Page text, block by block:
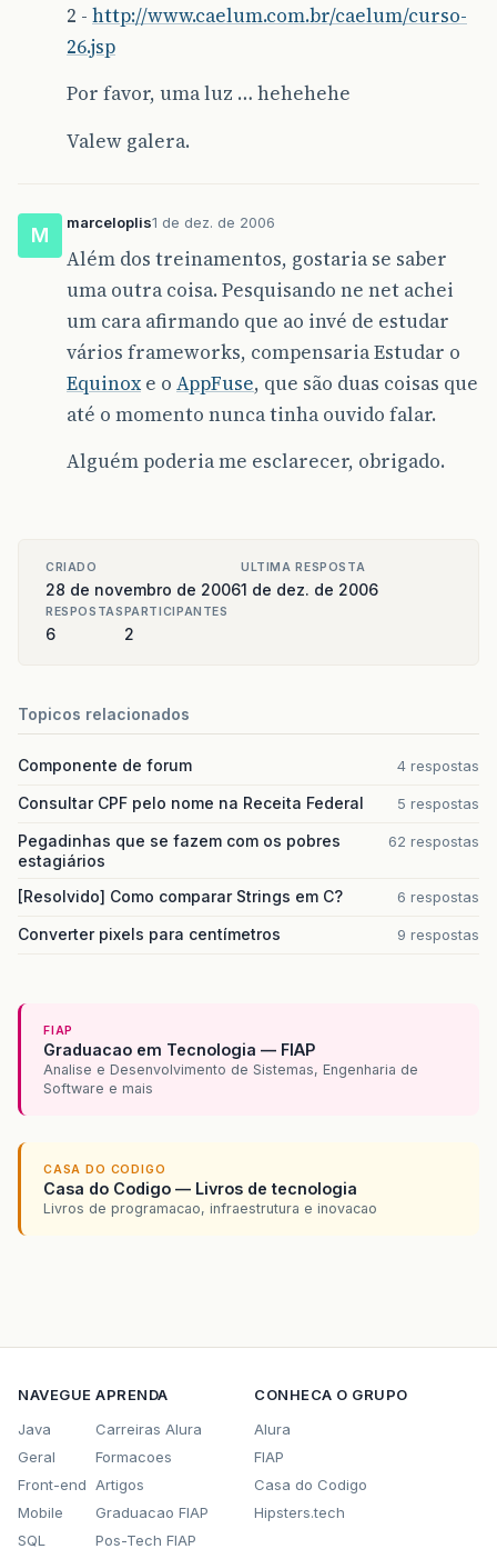
2 - http://www.caelum.com.br/caelum/curso-
26.jsp
Por favor, uma luz … hehehehe
Valew galera.
M
marceloplis1 de dez. de 2006
Além dos treinamentos, gostaria se saber
uma outra coisa. Pesquisando ne net achei
um cara afirmando que ao invé de estudar
vários frameworks, compensaria Estudar o
Equinox e o AppFuse, que são duas coisas que
até o momento nunca tinha ouvido falar.
Alguém poderia me esclarecer, obrigado.
CRIADO
28 de novembro de 2006
ULTIMA RESPOSTA
1 de dez. de 2006
RESPOSTAS
6
PARTICIPANTES
2
Topicos relacionados
Componente de forum 4 respostas
Consultar CPF pelo nome na Receita Federal 5 respostas
Pegadinhas que se fazem com os pobres
estagiários
62 respostas
[Resolvido] Como comparar Strings em C? 6 respostas
Converter pixels para centímetros 9 respostas
FIAP
Graduacao em Tecnologia — FIAP
Analise e Desenvolvimento de Sistemas, Engenharia de
Software e mais
CASA DO CODIGO
Casa do Codigo — Livros de tecnologia
Livros de programacao, infraestrutura e inovacao
NAVEGUE
Java
Geral
Front-end
Mobile
SQL
APRENDA
Carreiras Alura
Formacoes
Artigos
Graduacao FIAP
Pos-Tech FIAP
CONHECA O GRUPO
Alura
FIAP
Casa do Codigo
Hipsters.tech